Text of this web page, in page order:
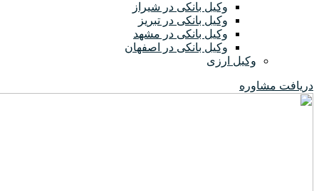
وکیل بانکی در شیراز
وکیل بانکی در تبریز
وکیل بانکی در مشهد
وکیل بانکی در اصفهان
وکیل ارزی
دریافت مشاوره